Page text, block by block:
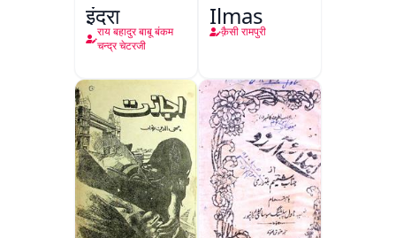
इंद्रा
राय बहादुर बाबू बंकम
चन्द्र चेटरजी
Ilmas
क़ैसी रामपुरी